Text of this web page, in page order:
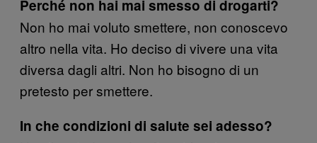
Perché non hai mai smesso di drogarti?
Non ho mai voluto smettere, non conoscevo
altro nella vita. Ho deciso di vivere una vita
diversa dagli altri. Non ho bisogno di un
pretesto per smettere.
In che condizioni di salute sei adesso?